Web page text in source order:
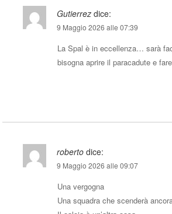
Gutierrez dice:
9 Maggio 2026 alle 07:39
La Spal è in eccellenza… sarà
bisogna aprire il paracadute e
roberto dice:
9 Maggio 2026 alle 09:07
Una vergogna
Una squadra che scenderà